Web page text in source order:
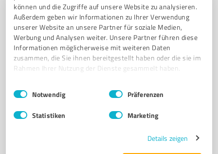
können und die Zugriffe auf unsere Website zu analysieren.
Außerdem geben wir Informationen zu Ihrer Verwendung
unserer Website an unsere Partner für soziale Medien,
Werbung und Analysen weiter. Unsere Partner führen diese
Informationen möglicherweise mit weiteren Daten
zusammen, die Sie ihnen bereitgestellt haben oder die sie im
Rahmen Ihrer Nutzung der Dienste gesammelt haben.
Impressum Datenschutzbestimmungen
Einwilligungsauswahl
Notwendig Präferenzen
Statistiken Marketing
Details zeigen
REISEBÜRO REISEN PAUSCHALREISEN KREUZFAHRTEN
SONDERREISEN INDIVIDUELLE REISEN FAMILIENREISEN
REISEBERATUNG URLAUB REISEGUTSCHEINE MIETWAGEN
Josefstraße 14-16, 45699 Herten
45 Bewertungen (1 Quelle)